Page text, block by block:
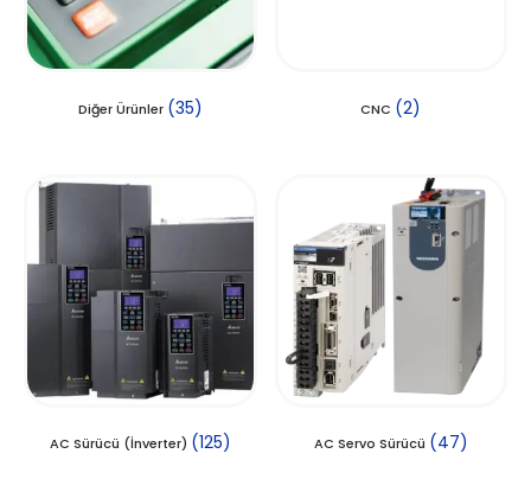
Diğer Ürünler (35) CNC (2)
AC Sürücü (İnverter) (125) AC Servo Sürücü (47)